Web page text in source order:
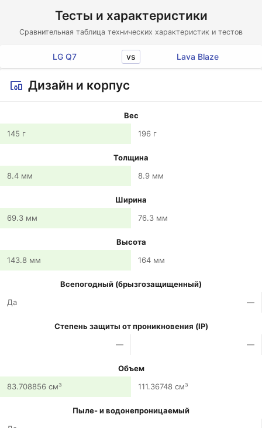
Тесты и характеристики
Сравнительная таблица технических характеристик и тестов
LG Q7 vs Lava Blaze
Дизайн и корпус
Вес
145 г
196 г
Толщина
8.4 мм
8.9 мм
Ширина
69.3 мм
76.3 мм
Высота
143.8 мм
164 мм
Всепогодный (брызгозащищенный)
Да
—
Степень защиты от проникновения (IP)
—
—
Объем
83.708856 см³
111.36748 см³
Пыле- и водонепроницаемый